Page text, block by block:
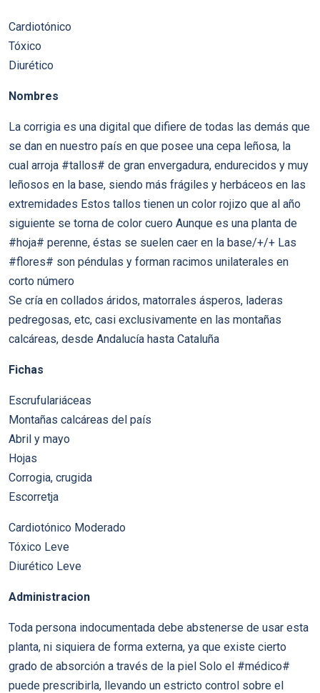
Cardiotónico
Tóxico
Diurético
Nombres
La corrigia es una digital que difiere de todas las demás que
se dan en nuestro país en que posee una cepa leñosa, la
cual arroja #tallos# de gran envergadura, endurecidos y muy
leñosos en la base, siendo más frágiles y herbáceos en las
extremidades Estos tallos tienen un color rojizo que al año
siguiente se torna de color cuero Aunque es una planta de
#hoja# perenne, éstas se suelen caer en la base/+/+ Las
#flores# son péndulas y forman racimos unilaterales en
corto número
Se cría en collados áridos, matorrales ásperos, laderas
pedregosas, etc, casi exclusivamente en las montañas
calcáreas, desde Andalucía hasta Cataluña
Fichas
Escrufulariáceas
Montañas calcáreas del país
Abril y mayo
Hojas
Corrogia, crugida
Escorretja
Cardiotónico Moderado
Tóxico Leve
Diurético Leve
Administracion
Toda persona indocumentada debe abstenerse de usar esta
planta, ni siquiera de forma externa, ya que existe cierto
grado de absorción a través de la piel Solo el #médico#
puede prescribirla, llevando un estricto control sobre el